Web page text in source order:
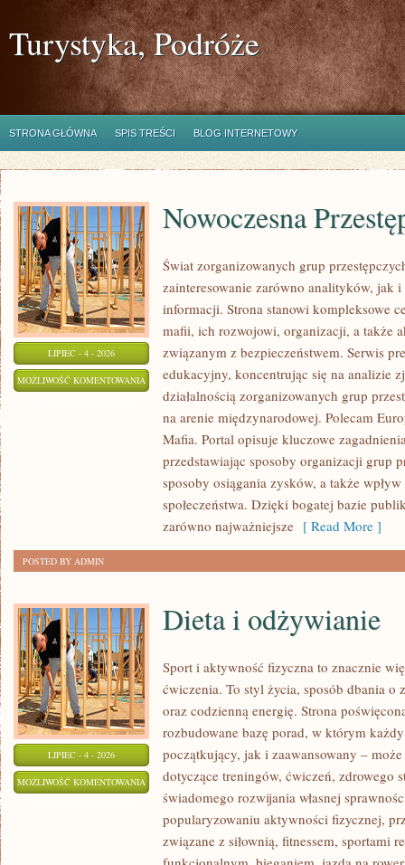
Turystyka, Podróże
STRONA GŁÓWNA SPIS TREŚCI BLOG INTERNETOWY
LIPIEC - 4 - 2026
MOŻLIWOŚĆ KOMENTOWANIA NOWOCZESNA
PRZESTĘPCZOŚĆ
Nowoczesna
Świat zorganizowanych grup
zainteresowanie zarówno analityków, jak
informacji. Strona stanowi kompleksowe
mafii, ich rozwojowi, organizacji, a także
związanym z bezpieczeństwem. Serwis
edukacyjny, koncentrując się na analizie
działalnością zorganizowanych grup
na arenie międzynarodowej. Polecam
Mafia. Portal opisuje kluczowe
przedstawiając sposoby organizacji grup
sposoby osiągania zysków, a także
społeczeństwa. Dzięki bogatej bazie
zarówno najważniejsze [ Read More ]
POSTED BY ADMIN
LIPIEC - 4 - 2026
MOŻLIWOŚĆ KOMENTOWANIA DIETA
ODŻYWIANIE
Dieta i odżywianie
Sport i aktywność fizyczna to znacznie
ćwiczenia. To styl życia, sposób dbania o
oraz codzienną energię. Strona
rozbudowane bazę porad, w którym
początkujący, jak i zaawansowany –
dotyczące treningów, ćwiczeń, zdrowego
świadomego rozwijania własnej
popularyzowaniu aktywności fizycznej,
związane z siłownią, fitnessem, sportami